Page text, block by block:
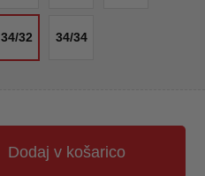
34/32 34/34
Dodaj v košarico